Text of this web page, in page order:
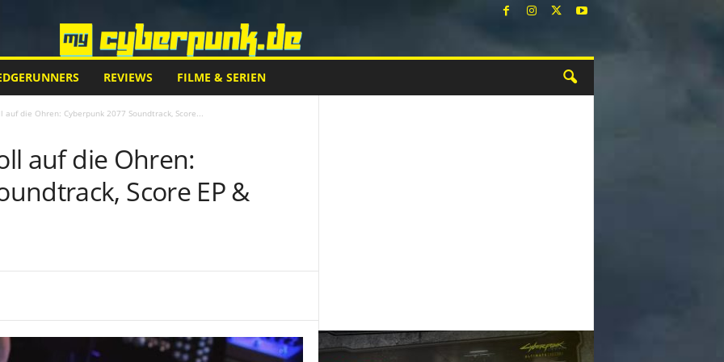
REVIEWS FILME & SERIEN
auf die Ohren: Cyberpunk 2077 Soundtrack, Score...
auf die Ohren:
Score EP &